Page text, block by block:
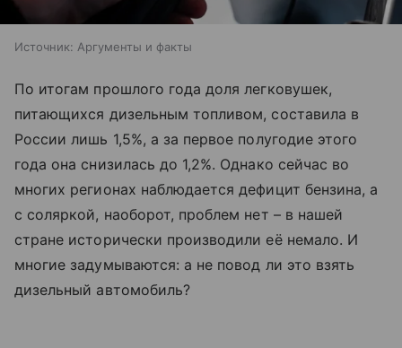
Источник: Аргументы и факты
По итогам прошлого года доля легковушек,
питающихся дизельным топливом, составила в
России лишь 1,5%, а за первое полугодие этого
года она снизилась до 1,2%. Однако сейчас во
многих регионах наблюдается дефицит бензина, а
с соляркой, наоборот, проблем нет – в нашей
стране исторически производили её немало. И
многие задумываются: а не повод ли это взять
дизельный автомобиль?